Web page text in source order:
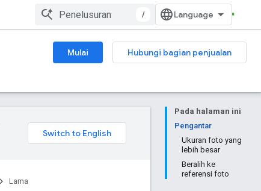
/
Mulai
Hubungi bagian penjualan
Pada halaman ini
Pengantar
Ukuran foto yang
lebih besar
Beralih ke
referensi foto
Lama